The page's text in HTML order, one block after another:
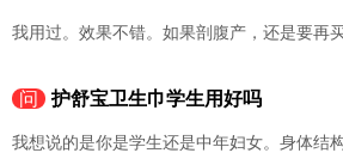
我用过。效果不错。如果剖腹产，还是要再
问 护舒宝卫生巾学生用好吗
我想说的是你是学生还是中年妇女。身体结